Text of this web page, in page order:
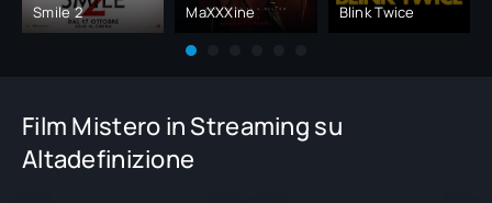
Smile 2 MaXXXine Blink Twice
Film Mistero in Streaming su
Altadefinizione